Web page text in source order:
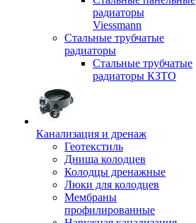
радиаторы
Viessmann
Стальные трубчатые
радиаторы
Стальные трубчатые
радиаторы КЗТО
Канализация и дренаж
Геотекстиль
Днища колодцев
Колодцы дренажные
Люки для колодцев
Мембраны
профилированные